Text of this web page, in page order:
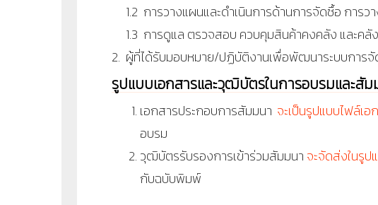
1.2 การวางแผนและดำเนินการด้านการจัดซื้อ การ
1.3 การดูแล ตรวจสอบ ควบคุมสินค้าคงคลัง และคลั
2. ผู้ที่ได้รับมอบหมาย/ปฏิบัติงานเพื่อพัฒนาระบบการจั
รูปแบบเอกสารและวุฒิบัตรในการอบรมและสั
เอกสารประกอบการสัมมนา จะเป็นรูปแบบไฟล์เ
อบรม
วุฒิบัตรรับรองการเข้าร่วมสัมมนา จะจัดส่งในรู
กับฉบับพิมพ์